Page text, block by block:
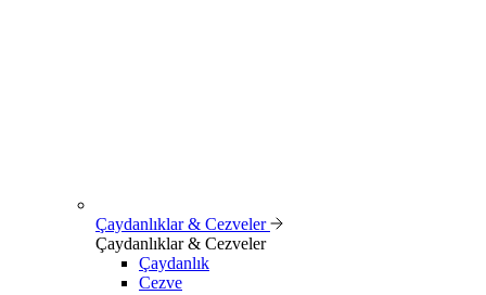
Çaydanlıklar & Cezveler
Çaydanlıklar & Cezveler
Çaydanlık
Cezve